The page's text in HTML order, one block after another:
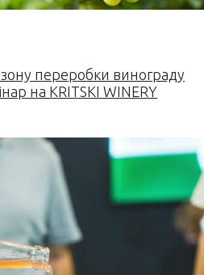
переробки винограду
на KRITSKI WINERY